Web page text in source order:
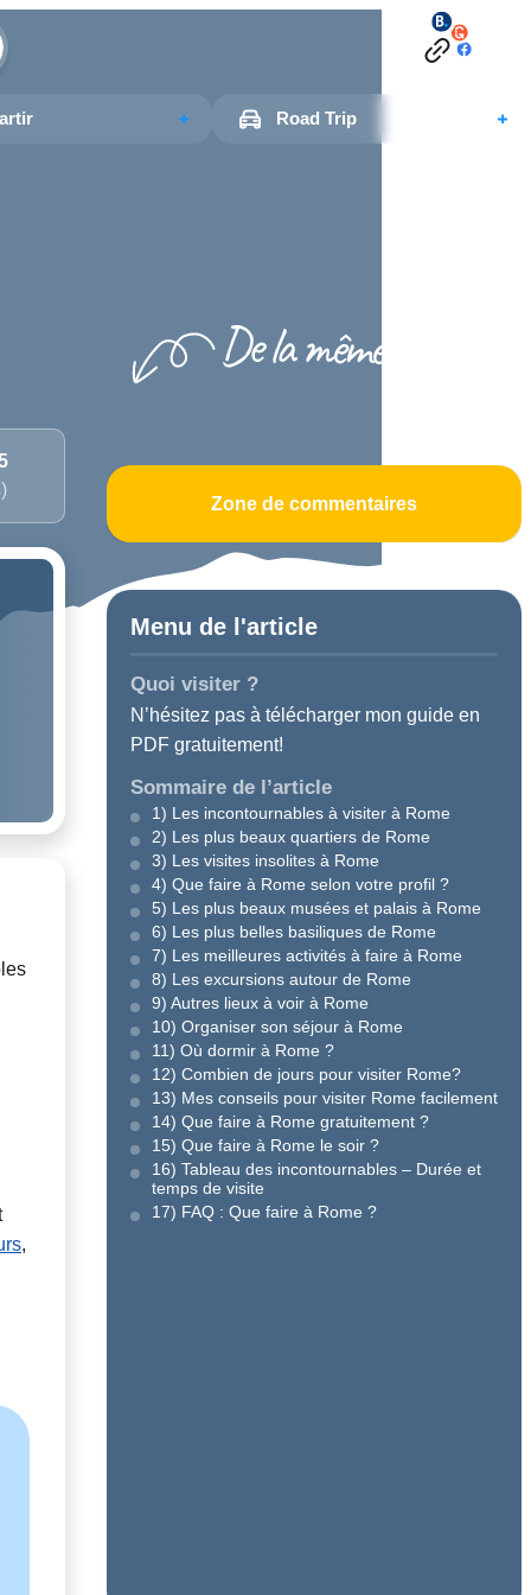
Road Trip
,
Zone de commentaires
Menu de l'article
Quoi visiter ?
N’hésitez pas à télécharger mon guide en
PDF gratuitement!
Sommaire de l’article
1) Les incontournables à visiter à Rome
2) Les plus beaux quartiers de Rome
3) Les visites insolites à Rome
4) Que faire à Rome selon votre profil ?
5) Les plus beaux musées et palais à Rome
6) Les plus belles basiliques de Rome
7) Les meilleures activités à faire à Rome
8) Les excursions autour de Rome
9) Autres lieux à voir à Rome
10) Organiser son séjour à Rome
11) Où dormir à Rome ?
12) Combien de jours pour visiter Rome?
13) Mes conseils pour visiter Rome facilement
14) Que faire à Rome gratuitement ?
15) Que faire à Rome le soir ?
16) Tableau des incontournables – Durée et
temps de visite
17) FAQ : Que faire à Rome ?